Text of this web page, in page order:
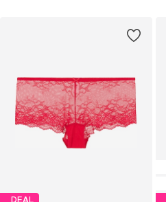
DEAL